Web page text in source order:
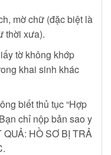
mờ chữ (đặc biệt là
thời xưa).
tờ không khớp
khai sinh khác
biết thủ tục “Hợp
chỉ nộp bản sao y
HỒ SƠ BỊ TRẢ